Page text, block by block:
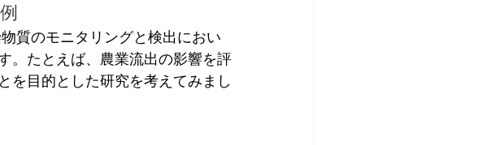
質のモニタリングと検出におい
。たとえば、農業流出の影響を評
を目的とした研究を考えてみまし